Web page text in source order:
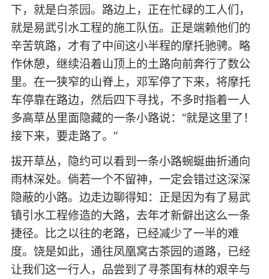
下，就是白茶园。路边上，正在忙碌的工人们，
就是易武引水工程的施工队伍。正是端赖他们的
辛苦筑路，才有了中间这小半程的摩托驰骋。略
作休憩，继续沿着山顶上的土路向前奔行了数公
里。在一狭窄的山脊上，邓军停了下来，将摩托
车停靠在路边，然后四下寻找，不多时指着一人
多高草丛里面隐藏的一条小路说：“就是这里了！
接下来，要走路了。”
拔开草丛，隐约可以看到一条小路蜿蜒曲折通向
雨林深处。倘若一个不留神，一定会错过这深深
隐蔽的小路。边走边聊得知：正是因为有了易武
镇引水工程修造的大路，去年才新僻出这么一条
捷径。比之以往的老路，已经减少了一半的难
度。饶是如此，通往凤凰窝古茶园的道路，已经
让我们这一行人，品尝到了寻茶国有林的艰辛与